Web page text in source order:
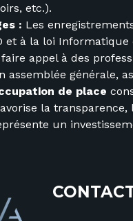
etc.).
: Les
et à la loi Informatique
appel à des
assemblée générale,
de place
la
un